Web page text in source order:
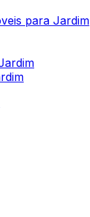
para Jardim